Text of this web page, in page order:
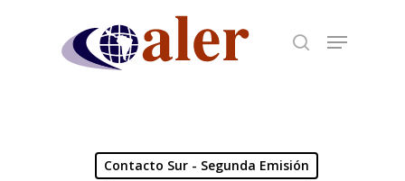
Contacto Sur - Segunda Emisión